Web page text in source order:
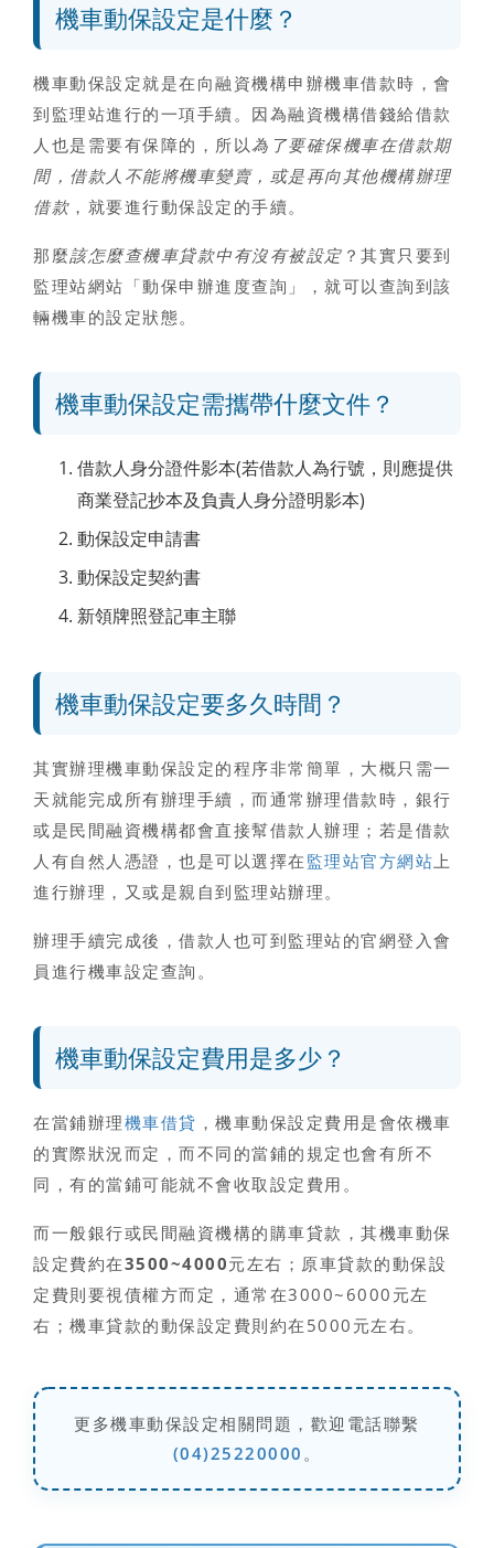
機車動保設定是什麼？
機車動保設定就是在向融資機構申辦機車借款時，會
到監理站進行的一項手續。因為融資機構借錢給借款
人也是需要有保障的，所以為了要確保機車在借款期
間，借款人不能將機車變賣，或是再向其他機構辦理
借款 ，就要進行動保設定的手續。
那麼該怎麼查機車貸款中有沒有被設定 ？其實只要到
監理站網站「動保申辦進度查詢」，就可以查詢到該
輛機車的設定狀態。
機車動保設定需攜帶什麼文件？
借款人身分證件影本(若借款人為行號，則應提供
商業登記抄本及負責人身分證明影本)
動保設定申請書
動保設定契約書
新領牌照登記車主聯
機車動保設定要多久時間？
其實辦理機車動保設定的程序非常簡單，大概只需一
天就能完成所有辦理手續 ，而通常辦理借款時，銀行
或是民間融資機構都會直接幫借款人辦理；若是借款
人有自然人憑證，也是可以選擇在 監理站官方網站上
進行辦理，又或是親自到監理站辦理。
辦理手續完成後，借款人也可到監理站的官網登入會
員進行機車設定查詢 。
機車動保設定費用是多少？
在當鋪辦理機車借貸 ， 機車動保設定費用是會依機車
的實際狀況而定，而不同的當鋪的規定也會有所不
同，有的當鋪可能就不會收取設定費用。
而一般銀行或民間融資機構的購車貸款，其機車動保
設定費約在3500~4000元左右 ；原車貸款的動保設
定費則要視債權方而定，通常在3000~6000元左
右；機車貸款的動保設定費則約在5000元左右。
更多機車動保設定相關問題，歡迎電話聯繫
(04)25220000 。